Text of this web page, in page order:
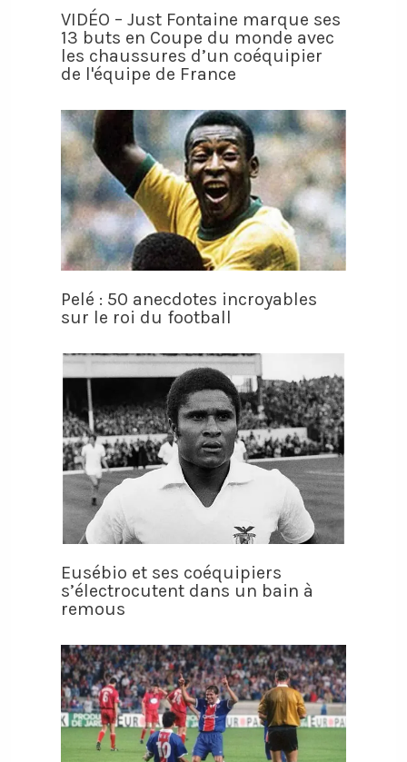
VIDÉO – Just Fontaine marque ses
13 buts en Coupe du monde avec
les chaussures d’un coéquipier
de l'équipe de France
Pelé : 50 anecdotes incroyables
sur le roi du football
Eusébio et ses coéquipiers
s’électrocutent dans un bain à
remous